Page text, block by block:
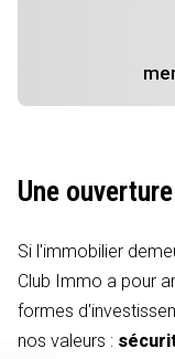
Une
Si l'immobilier
Club Immo a pour
formes
nos valeurs :